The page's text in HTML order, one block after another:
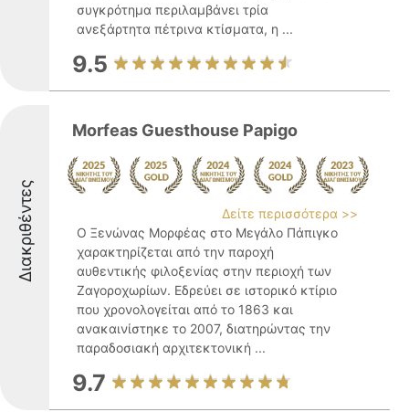
συγκρότημα περιλαμβάνει τρία
ανεξάρτητα πέτρινα κτίσματα, η ...
9.5
Διακριθέντες
Morfeas Guesthouse Papigo
Δείτε περισσότερα >>
Ο Ξενώνας Μορφέας στο Μεγάλο Πάπιγκο
χαρακτηρίζεται από την παροχή
αυθεντικής φιλοξενίας στην περιοχή των
Ζαγοροχωρίων. Εδρεύει σε ιστορικό κτίριο
που χρονολογείται από το 1863 και
ανακαινίστηκε το 2007, διατηρώντας την
παραδοσιακή αρχιτεκτονική ...
9.7